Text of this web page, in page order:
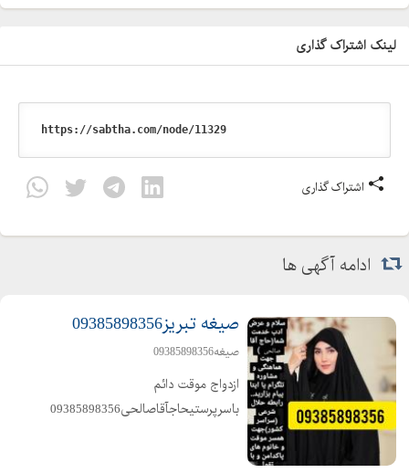
لینک اشتراک گذاری
اشتراک گذاری
ادامه آگهی ها
صیغه تبریز09385898356‬‏
صیغه09385898356‬‏
ازدواج موقت دائم
باسرپرستیحاجآقاصالحی09385898356